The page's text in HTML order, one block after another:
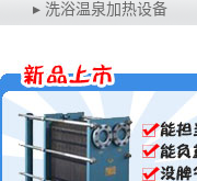
▸ 洗浴温泉加热设备